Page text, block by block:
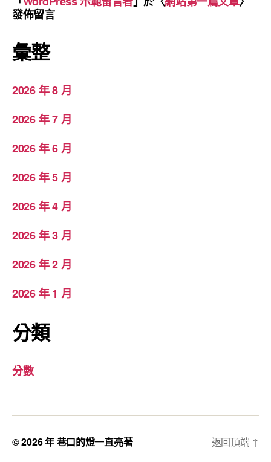
發佈留言
彙整
2026 年 8 月
2026 年 7 月
2026 年 6 月
2026 年 5 月
2026 年 4 月
2026 年 3 月
2026 年 2 月
2026 年 1 月
分類
分數
© 2026 年巷口的燈一直亮著 返回頂端 ↑